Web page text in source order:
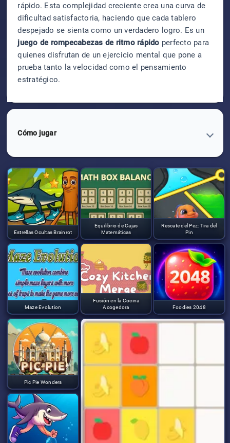
rápido. Esta complejidad creciente crea una curva de
dificultad satisfactoria, haciendo que cada tablero
despejado se sienta como un verdadero logro. Es un
juego de rompecabezas de ritmo rápido perfecto para
quienes disfrutan de un ejercicio mental que pone a
prueba tanto la velocidad como el pensamiento
estratégico.
Cómo jugar
Estrellas Ocultas Brainrot
Equilibrio de Cajas
Matemáticas
Rescate del Pez: Tira del
Pin
Maze Evolution
Fusión en la Cocina
Acogedora
Foodies 2048
Pic Pie Wonders